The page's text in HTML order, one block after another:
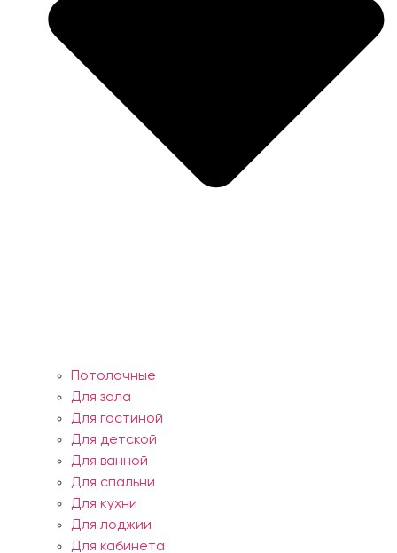
Потолочные
Для зала
Для гостиной
Для детской
Для ванной
Для спальни
Для кухни
Для лоджии
Для кабинета